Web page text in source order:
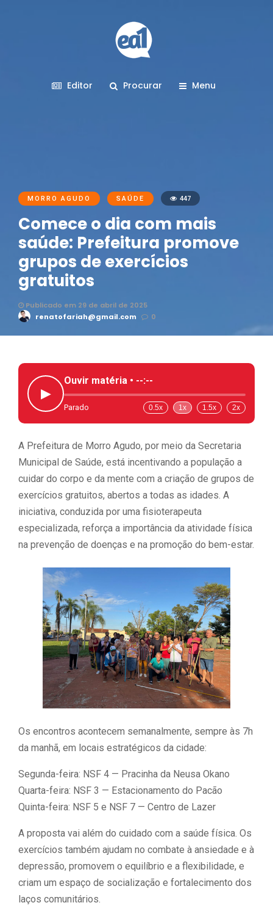
Editor Procurar Menu
MORRO AGUDO SAÚDE 447
Comece o dia com mais
saúde: Prefeitura promove
grupos de exercícios
gratuitos
Publicado em 29 de abril de 2025
renatofariah@gmail.com
0
▶
Ouvir matéria • --:--
Parado 0.5x 1x 1.5x 2x
A Prefeitura de Morro Agudo, por meio da Secretaria
Municipal de Saúde, está incentivando a população a
cuidar do corpo e da mente com a criação de grupos de
exercícios gratuitos, abertos a todas as idades. A
iniciativa, conduzida por uma fisioterapeuta
especializada, reforça a importância da atividade física
na prevenção de doenças e na promoção do bem-estar.
Os encontros acontecem semanalmente, sempre às 7h
da manhã, em locais estratégicos da cidade:
Segunda-feira: NSF 4 — Pracinha da Neusa Okano
Quarta-feira: NSF 3 — Estacionamento do Pacão
Quinta-feira: NSF 5 e NSF 7 — Centro de Lazer
A proposta vai além do cuidado com a saúde física. Os
exercícios também ajudam no combate à ansiedade e à
depressão, promovem o equilíbrio e a flexibilidade, e
criam um espaço de socialização e fortalecimento dos
laços comunitários.